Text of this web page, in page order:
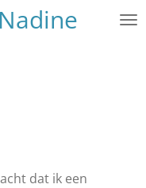
dat ik een